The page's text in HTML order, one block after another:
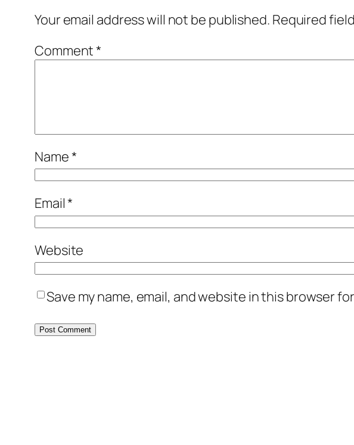
Your email address will not be published. Required
Comment*
Name*
Email*
Website
Save my name, email, and website in this browser